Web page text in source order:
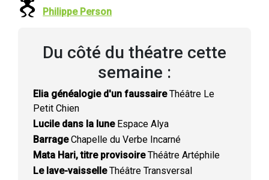
Philippe Person
Du côté du théatre cette
semaine :
Elia généalogie d'un faussaireThéâtre Le
Petit Chien
Lucile dans la luneEspace Alya
BarrageChapelle du Verbe Incarné
Mata Hari, titre provisoireThéâtre Artéphile
Le lave-vaisselleThéâtre Transversal